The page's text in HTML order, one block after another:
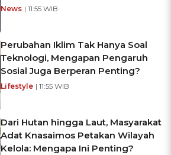
News | 11:55 WIB
Perubahan Iklim Tak Hanya Soal
Teknologi, Mengapan Pengaruh
Sosial Juga Berperan Penting?
Lifestyle | 11:55 WIB
Dari Hutan hingga Laut, Masyarakat
Adat Knasaimos Petakan Wilayah
Kelola: Mengapa Ini Penting?